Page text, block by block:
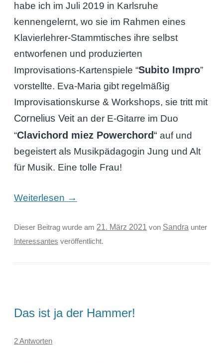
habe ich im Juli 2019 in Karlsruhe
kennengelernt, wo sie im Rahmen eines
Klavierlehrer-Stammtisches ihre selbst
entworfenen und produzierten
Improvisations-Kartenspiele “Subito Impro”
vorstellte. Eva-Maria gibt regelmäßig
Improvisationskurse & Workshops, sie tritt mit
Cornelius Veitan der E-Gitarre im Duo
“Clavichord miez Powerchord“ auf und
begeistert als Musikpädagogin Jung und Alt
für Musik. Eine tolle Frau!
Weiterlesen →
Dieser Beitrag wurde am 21. März 2021 von Sandra unter
Interessantes veröffentlicht.
Das ist ja der Hammer!
2 Antworten